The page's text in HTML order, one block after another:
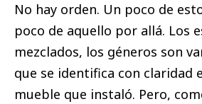
No hay orden. Un poco de
poco de aquello por allá. Los
mezclados, los géneros son
que se identifica con claridad
mueble que instaló. Pero,